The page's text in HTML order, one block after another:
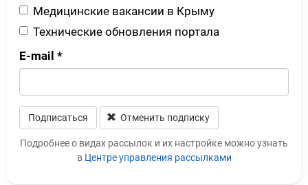
Медицинские вакансии в Крыму
Технические обновления портала
E-mail *
Подписаться Отменить подписку
Leave this field blank
Подробнее о видах рассылок и их настройке можно узнать
в Центре управления рассылками